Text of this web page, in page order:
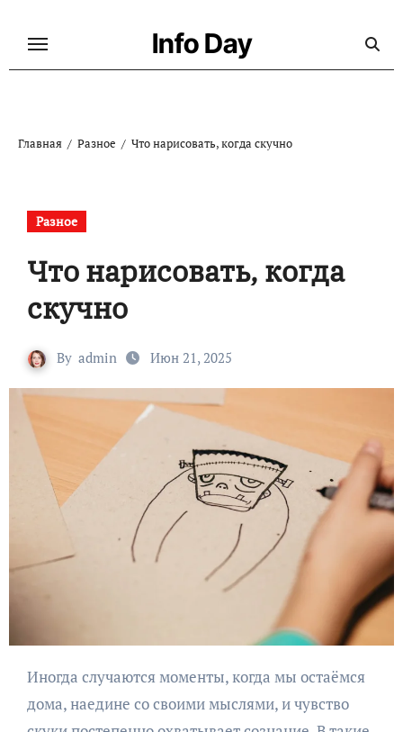
Info Day
Главная Разное Что нарисовать, когда скучно
Разное
Что нарисовать, когда
скучно
By admin Июн 21, 2025
Иногда случаются моменты, когда мы остаёмся
дома, наедине со своими мыслями, и чувство